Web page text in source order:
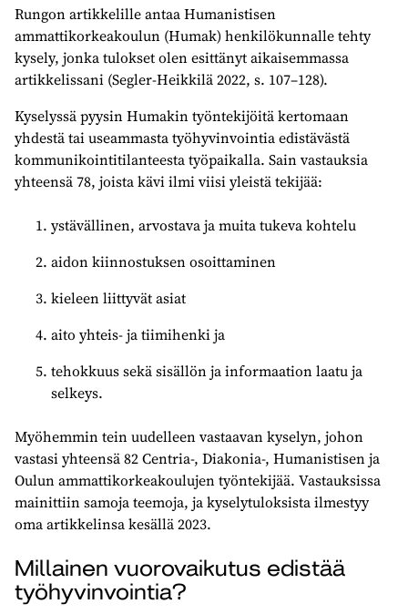
Rungon artikkelille antaa Humanistisen
ammattikorkeakoulun (Humak) henkilökunnalle tehty
kysely, jonka tulokset olen esittänyt aikaisemmassa
artikkelissani (Segler-Heikkilä 2022, s. 107–128).
Kyselyssä pyysin Humakin työntekijöitä kertomaan
yhdestä tai useammasta työhyvinvointia edistävästä
kommunikointitilanteesta työpaikalla. Sain vastauksia
yhteensä 78, joista kävi ilmi viisi yleistä tekijää:
ystävällinen, arvostava ja muita tukeva kohtelu
aidon kiinnostuksen osoittaminen
kieleen liittyvät asiat
aito yhteis- ja tiimihenki ja
tehokkuus sekä sisällön ja informaation laatu ja
selkeys.
Myöhemmin tein uudelleen vastaavan kyselyn, johon
vastasi yhteensä 82 Centria-, Diakonia-, Humanistisen ja
Oulun ammattikorkeakoulujen työntekijää. Vastauksissa
mainittiin samoja teemoja, ja kyselytuloksista ilmestyy
oma artikkelinsa kesällä 2023.
Millainen vuorovaikutus edistää
työhyvinvointia?